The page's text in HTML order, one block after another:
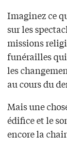
Imaginez ce
sur les
missions
funérailles
les
au cours du
Mais une
édifice et le
encore la